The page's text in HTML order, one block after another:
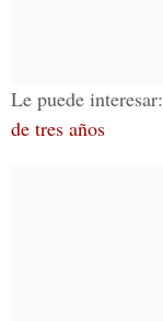
Le puede interesar:
de tres años